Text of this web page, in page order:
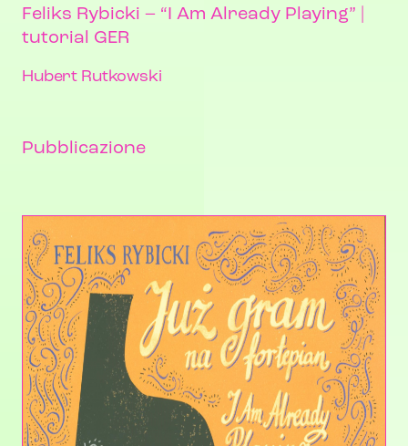
Feliks Rybicki – “I Am Already Playing” |
tutorial GER
Hubert Rutkowski
Pubblicazione